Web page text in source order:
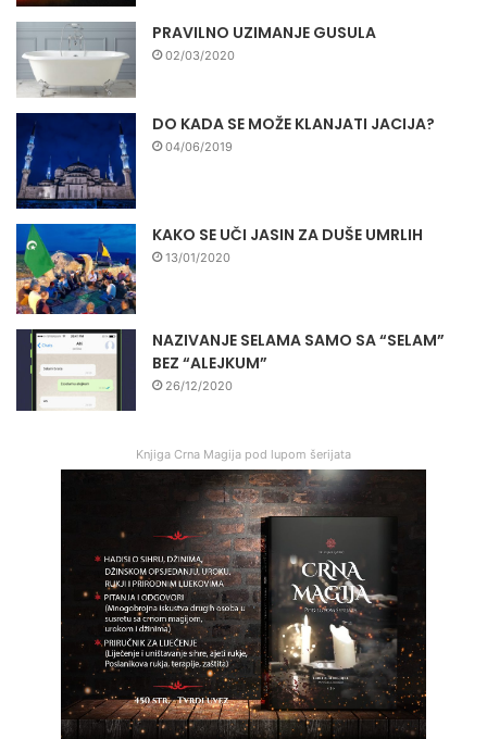
PRAVILNO UZIMANJE GUSULA
02/03/2020
DO KADA SE MOŽE KLANJATI JACIJA?
04/06/2019
KAKO SE UČI JASIN ZA DUŠE UMRLIH
13/01/2020
NAZIVANJE SELAMA SAMO SA “SELAM”
BEZ “ALEJKUM”
26/12/2020
Knjiga Crna Magija pod lupom šerijata